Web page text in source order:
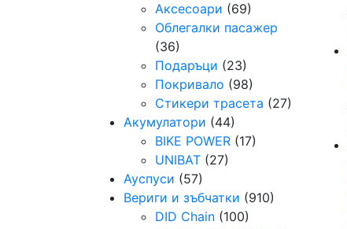
Аксесоари (69)
Облегалки пасажер
(36)
Подаръци (23)
Покривало (98)
Стикери трасета (27)
Акумулатори (44)
BIKE POWER (17)
UNIBAT (27)
Ауспуси (57)
Вериги и зъбчатки (910)
DID Chain (100)